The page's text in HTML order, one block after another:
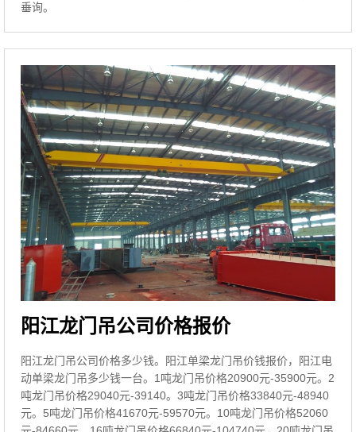
垂询。
阳江龙门吊公司价格报价
阳江龙门吊公司价格多少钱。阳江单梁龙门吊价钱报价，阳江电
动单梁龙门吊多少钱一台。1吨龙门吊价格20900元-35900元。2
吨龙门吊价格29040元-39140。3吨龙门吊价格33840元-48940
元。5吨龙门吊价格41670元-59570元。10吨龙门吊价格52060